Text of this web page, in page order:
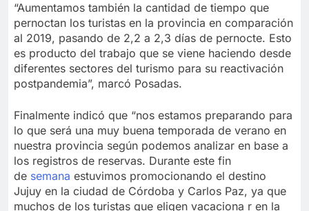
“Aumentamos también la cantidad de tiempo que
pernoctan los turistas en la provincia en comparación
al 2019, pasando de 2,2 a 2,3 días de pernocte. Esto
es producto del trabajo que se viene haciendo desde
diferentes sectores del turismo para su reactivación
postpandemia”, marcó Posadas.
Finalmente indicó que “nos estamos preparando para
lo que será una muy buena temporada de verano en
nuestra provincia según podemos analizar en base a
los registros de reservas. Durante este fin
de semana estuvimos promocionando el destino
Jujuy en la ciudad de Córdoba y Carlos Paz, ya que
muchos de los turistas que eligen vacaciona r en la